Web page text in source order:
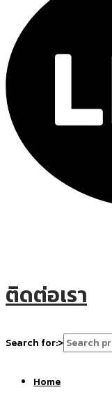
ติดต่อเรา
Search for:>
Home